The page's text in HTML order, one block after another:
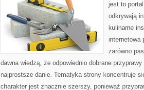
jest to
odkrywają
kulinarne
internetowa
zarówno
dawna wiedzą, że odpowiednio dobrane
najprostsze danie. Tematyka strony koncentruje
charakter jest znacznie szerszy, ponieważ